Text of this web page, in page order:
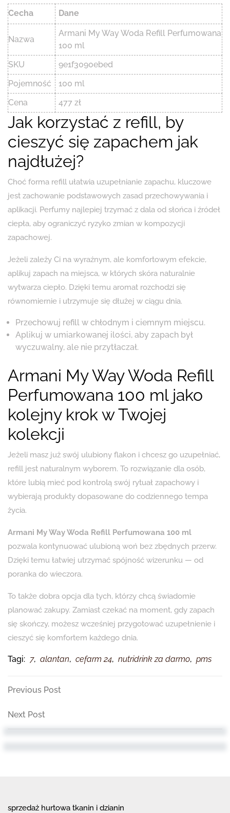
Cecha Dane
Nazwa
Armani My Way Woda Refill Perfumowana
100 ml
SKU
9e1f3090ebed
Pojemność
100 ml
Cena
477 zł
Jak korzystać z refill, by
cieszyć się zapachem jak
najdłużej?
Choć forma refill ułatwia uzupełnianie zapachu, kluczowe
jest zachowanie podstawowych zasad przechowywania i
aplikacji. Perfumy najlepiej trzymać z dala od słońca i źródeł
ciepła, aby ograniczyć ryzyko zmian w kompozycji
zapachowej.
Jeżeli zależy Ci na wyraźnym, ale komfortowym efekcie,
aplikuj zapach na miejsca, w których skóra naturalnie
wytwarza ciepło. Dzięki temu aromat rozchodzi się
równomiernie i utrzymuje się dłużej w ciągu dnia.
Przechowuj refill w chłodnym i ciemnym miejscu.
Aplikuj w umiarkowanej ilości, aby zapach był
wyczuwalny, ale nie przytłaczał.
Armani My Way Woda Refill
Perfumowana 100 ml jako
kolejny krok w Twojej
kolekcji
Jeżeli masz już swój ulubiony flakon i chcesz go uzupełniać,
refill jest naturalnym wyborem. To rozwiązanie dla osób,
które lubią mieć pod kontrolą swój rytuał zapachowy i
wybierają produkty dopasowane do codziennego tempa
życia.
Armani My Way Woda Refill Perfumowana 100 ml
pozwala kontynuować ulubioną woń bez zbędnych przerw.
Dzięki temu łatwiej utrzymać spójność wizerunku — od
poranka do wieczora.
To także dobra opcja dla tych, którzy chcą świadomie
planować zakupy. Zamiast czekać na moment, gdy zapach
się skończy, możesz wcześniej przygotować uzupełnienie i
cieszyć się komfortem każdego dnia.
Tagi: 7, alantan, cefarm 24, nutridrink za darmo, pms
Nawigacja
wpisu
Previous
Previous Post
Next
Post
Next Post
sprzedaż hurtowa tkanin i dzianin